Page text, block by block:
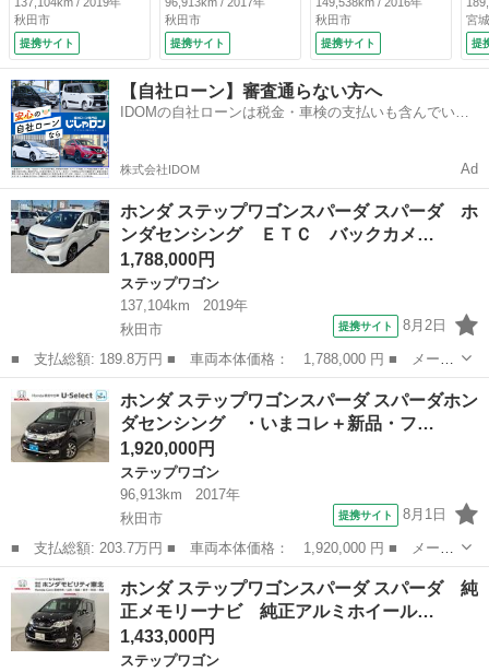
Ｖ オートクルーズ
コントロール レー
ンアシスト 衝突被
害軽減システム 両
側電動スライドド
ア オートライト
ＬＥＤヘッドラン
プ スマートキー
３列シート ＣＶＴ
（車検整備付）
秋田市
提携サイト
トマット付・ガソリ
ン車・ホンダセンシ
ング・純正ディスプ
レイオーディオ・Ｕ
ＳＢ端子・ＥＴＣ・
バックモニター・Ｌ
８人乗り・純正アル
ト （検10.2）
秋田市
提携サイト
ライドドア わくわ
くゲート クルーズ
コントロール 横滑
り防止 バックカメ
ラ 盗難防止 ＬＥ
Ｄヘッドライト エ
秋田市
提携サイト
ｈ
Ｅ
ス
ト
プ
宮
提
【自社ローン】審査通らない方へ
IDOMの自社ローンは税金・車検の支払いも含んでいる
株式会社IDOM Ad
ホンダ ステップワゴンスパーダ スパーダ ホ
ンダセンシング ＥＴＣ バックカメ…
1,788,000円
ステップワゴン
137,104km
2019年
秋田市
提携サイト 8月2日
■ 支払総額: 189.8万円 ■ 車両本体価格： 1,788,000 円 ■ メーカ
ー名： ホンダ ■ 車種名： ステップワゴンスパーダ ■ グレード
名： スパーダ ホンダセンシング ＥＴＣ バックカメラ ナビ
ＴＶ オ...
秋田 秋田市 ステップワゴン
ホンダ ステップワゴンスパーダ スパーダホン
ダセンシング ・いまコレ＋新品・フ…
1,920,000円
ステップワゴン
96,913km
2017年
秋田市
提携サイト 8月1日
■ 支払総額: 203.7万円 ■ 車両本体価格： 1,920,000 円 ■ メーカ
ー名： ホンダ ■ 車種名： ステップワゴンスパーダ ■ グレード
名： スパーダホンダセンシング ・いまコレ＋新品・フロアカーペ
ットマッ...
秋田 ステップワゴン
ホンダ ステップワゴンスパーダ スパーダ 純
正メモリーナビ 純正アルミホイール…
1,433,000円
ステップワゴン